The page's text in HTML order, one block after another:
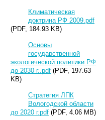
Климатическая
доктрина РФ 2009.pdf
(PDF, 184.93 KB)
Основы
государственной
экологической политики РФ
до 2030 г..pdf (PDF, 197.63
KB)
Стратегия ЛПК
Вологодской области
до 2020 г.pdf (PDF, 4.06 MB)